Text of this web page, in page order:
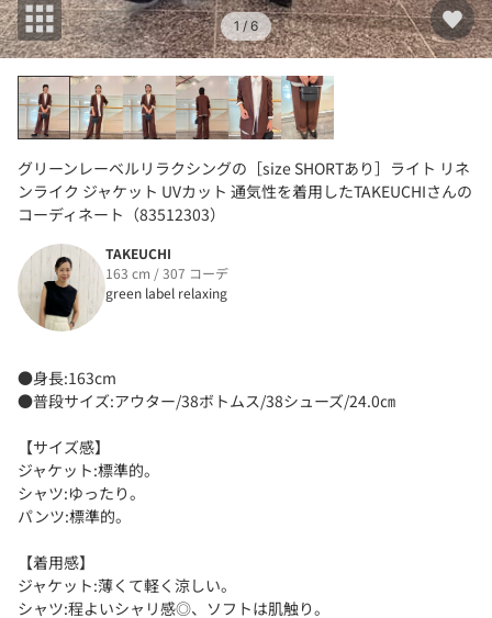
1 / 6
グリーンレーベルリラクシングの［size SHORTあり］ライト リネ
ンライク ジャケット UVカット 通気性を着用したTAKEUCHIさんの
コーディネート（83512303）
TAKEUCHI
163 cm / 307 コーデ
green label relaxing
●身長:163cm
●普段サイズ:アウター/38ボトムス/38シューズ/24.0㎝
【サイズ感】
ジャケット:標準的。
シャツ:ゆったり。
パンツ:標準的。
【着用感】
ジャケット:薄くて軽く涼しい。
シャツ:程よいシャリ感◎、ソフトは肌触り。